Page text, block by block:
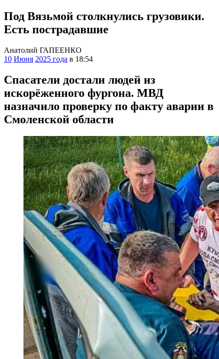
Под Вязьмой столкнулись грузовики.
Есть пострадавшие
Анатолий ГАПЕЕНКО
10 Июня 2025 года в 18:54
Спасатели достали людей из
искорёженного фургона. МВД
назначило проверку по факту аварии в
Смоленской области